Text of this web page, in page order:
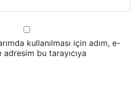
kullanılması için adım, e-
bu tarayıcıya